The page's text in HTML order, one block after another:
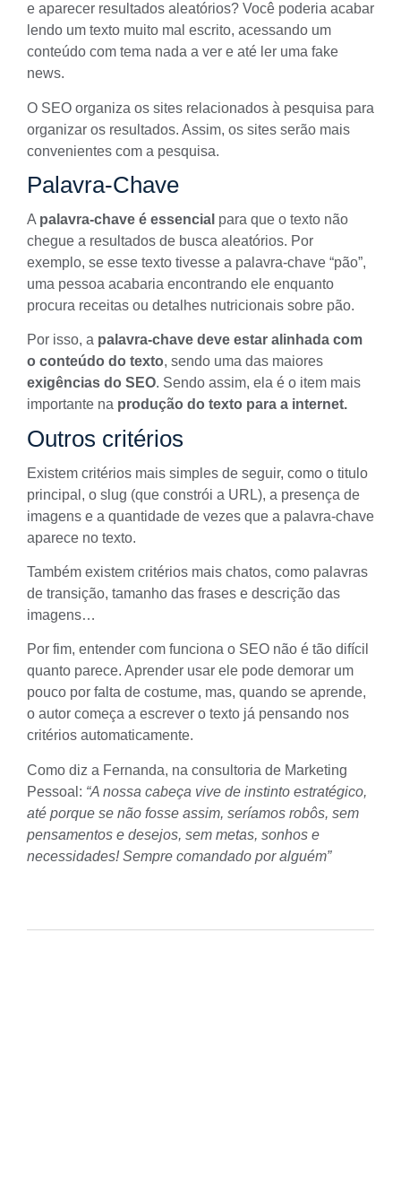
e aparecer resultados aleatórios? Você poderia acabar
lendo um texto muito mal escrito, acessando um
conteúdo com tema nada a ver e até ler uma fake
news.
O SEO organiza os sites relacionados à pesquisa para
organizar os resultados. Assim, os sites serão mais
convenientes com a pesquisa.
Palavra-Chave
A palavra-chave é essencial para que o texto não
chegue a resultados de busca aleatórios. Por
exemplo, se esse texto tivesse a palavra-chave “pão”,
uma pessoa acabaria encontrando ele enquanto
procura receitas ou detalhes nutricionais sobre pão.
Por isso, a palavra-chave deve estar alinhada com
o conteúdo do texto, sendo uma das maiores
exigências do SEO. Sendo assim, ela é o item mais
importante na produção do texto para a internet.
Outros critérios
Existem critérios mais simples de seguir, como o titulo
principal, o slug (que constrói a URL), a presença de
imagens e a quantidade de vezes que a palavra-chave
aparece no texto.
Também existem critérios mais chatos, como palavras
de transição, tamanho das frases e descrição das
imagens…
Por fim, entender com funciona o SEO não é tão difícil
quanto parece. Aprender usar ele pode demorar um
pouco por falta de costume, mas, quando se aprende,
o autor começa a escrever o texto já pensando nos
critérios automaticamente.
Como diz a Fernanda, na consultoria de Marketing
Pessoal : “A nossa cabeça vive de instinto estratégico,
até porque se não fosse assim, seríamos robôs, sem
pensamentos e desejos, sem metas, sonhos e
necessidades! Sempre comandado por alguém”